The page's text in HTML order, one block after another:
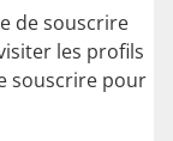
de souscrire
les profils
souscrire pour